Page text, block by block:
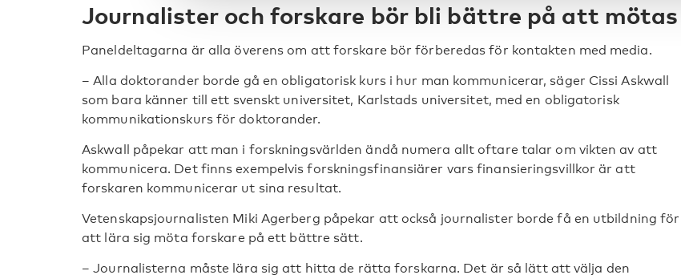
Journalister och forskare bör bli bättre på att mötas
Paneldeltagarna är alla överens om att forskare bör förberedas för kontakten med media.
– Alla doktorander borde gå en obligatorisk kurs i hur man kommunicerar, säger Cissi Askwall
som bara känner till ett svenskt universitet, Karlstads universitet, med en obligatorisk
kommunikationskurs för doktorander.
Askwall påpekar att man i forskningsvärlden ändå numera allt oftare talar om vikten av att
kommunicera. Det finns exempelvis forskningsfinansiärer vars finansieringsvillkor är att
forskaren kommunicerar ut sina resultat.
Vetenskapsjournalisten Miki Agerberg påpekar att också journalister borde få en utbildning för
att lära sig möta forskare på ett bättre sätt.
– Journalisterna måste lära sig att hitta de rätta forskarna. Det är så lätt att välja den